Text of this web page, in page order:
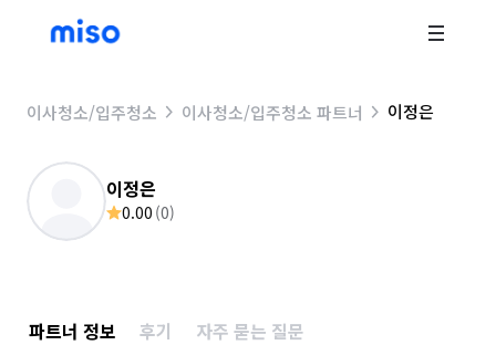
이사청소/입주청소 이사청소/입주청소 파트너 이정은
이정은
0.00 (0)
파트너 정보 후기 자주 묻는 질문